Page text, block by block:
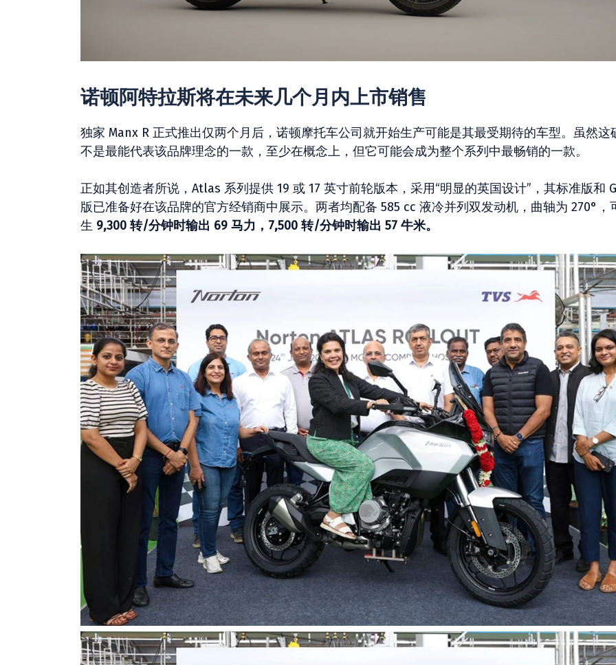
诺顿阿特拉斯将在未来几个月内上市销售
独家 Manx R 正式推出仅两个月后，诺顿摩托车公司就开始生产可能是其最受期待的车型。虽然这
不是最能代表该品牌理念的一款，至少在概念上，但它可能会成为整个系列中最畅销的一款。
正如其创造者所说，Atlas 系列提供 19 或 17 英寸前轮版本，采用“明显的英国设计”，其标准版和
版已准备好在该品牌的官方经销商中展示。两者均配备 585 cc 液冷并列双发动机，曲轴为 270°，
生 9,300 转/分钟时输出 69 马力，7,500 转/分钟时输出 57 牛米。